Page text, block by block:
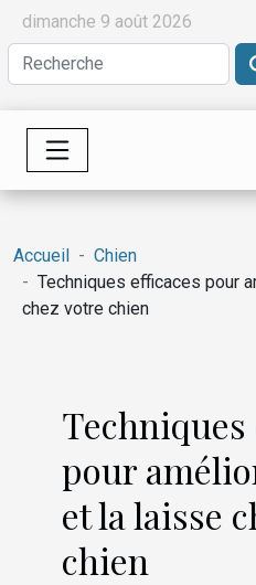
dimanche 9 août 2026
Accueil
Chien
Techniques efficaces pour
chez votre chien
Techniques
pour
et la laisse
chien